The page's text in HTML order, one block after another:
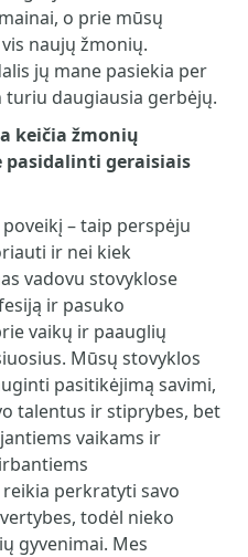
o prie mūsų
naujų žmonių.
jų mane pasiekia per
turiu daugiausia gerbėjų.
keičia žmonių
pasidalinti geraisiais
– taip perspėju
ir nei kiek
vadovu stovyklose
ir pasuko
vaikų ir paauglių
Mūsų stovyklos
pasitikėjimą savimi,
talentus ir stiprybes, bet
vaikams ir
perkratyti savo
todėl nieko
gyvenimai. Mes